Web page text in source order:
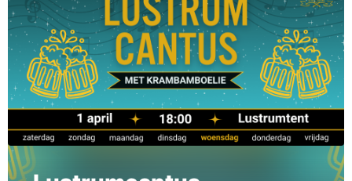
Career
Shop
Studie
Home
Schachten